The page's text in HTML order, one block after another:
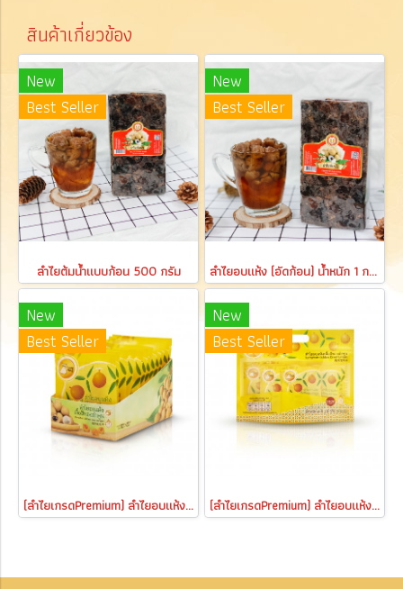
สินค้าเกี่ยวข้อง
New
Best Seller
ลำไยต้มน้ำแบบก้อน 500 กรัม
New
Best Seller
ลำไยอบแห้ง (อัดก้อน) น้ำหนัก 1 กก. เหมาะสำหรับทำน้ำลำไย
New
Best Seller
(ลำไยเกรดPremium) ลำไยอบแห้งเนื้อสีทองลำพูน (Gi Thailand) แบบกล่อง 12ซองx20กรัม
New
Best Seller
(ลำไยเกรดPremium) ลำไยอบแห้งเนื้อสีทองลำพูน (Gi Thailand) หอมกลิ่นลำไยแท้ หวานธรรมชาติ ไม่ใส่น้ำตาล